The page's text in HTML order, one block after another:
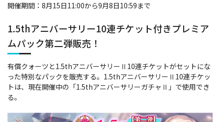
開催期間：8月15日11:00から9月8日10:59まで
1.5thアニバーサリー10連チケット付きプレミア
ムパック第二弾販売！
有償クォーツと1.5thアニバーサリーⅡ10連チケットがセットにな
った特別なパックを販売する。1.5thアニバーサリーⅡ10連チケッ
トは、現在開催中の「1.5thアニバーサリーガチャⅡ」で使用でき
る。